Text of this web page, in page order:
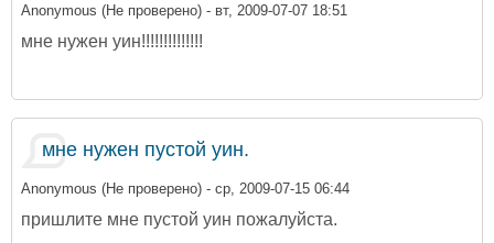
Anonymous (Не проверено) - вт, 2009-07-07 18:51
мне нужен уин!!!!!!!!!!!!!!
мне нужен пустой уин.
Anonymous (Не проверено) - ср, 2009-07-15 06:44
пришлите мне пустой уин пожалуйста.